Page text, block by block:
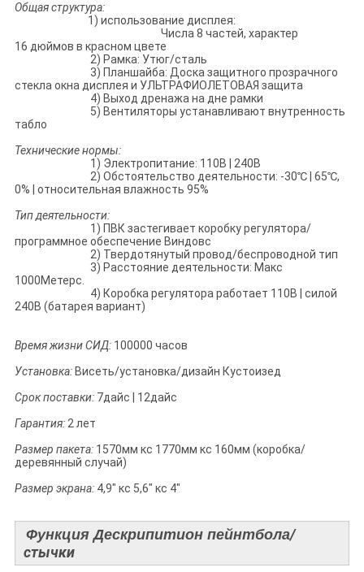
Общая структура:
1) использование дисплея:
Числа 8 частей, характер
16 дюймов в красном цвете
2) Рамка: Утюг/сталь
3) Планшайба: Доска защитного прозрачного
стекла окна дисплея и УЛЬТРАФИОЛЕТОВАЯ защита
4) Выход дренажа на дне рамки
5) Вентиляторы устанавливают внутренность
табло
Технические нормы:
1) Электропитание: 110В | 240В
2) Обстоятельство деятельности: -30℃ | 65℃,
0% | относительная влажность 95%
Тип деятельности:
1) ПВК застегивает коробку регулятора/
программное обеспечение Виндовс
2) Твердотянутый провод/беспроводной тип
3) Расстояние деятельности: Макс
1000Метерс.
4) Коробка регулятора работает 110В | силой
240В (батарея вариант)
Время жизни СИД:100000 часов
Установка:Висеть/установка/дизайн Кустоизед
Срок поставки:7дайс | 12дайс
Гарантия:2 лет
Размер пакета:1570мм кс 1770мм кс 160мм (коробка/
деревянный случай)
Размер экрана:4,9" кс 5,6" кс 4"
Функция Дескрипитион пейнтбола/
стычки